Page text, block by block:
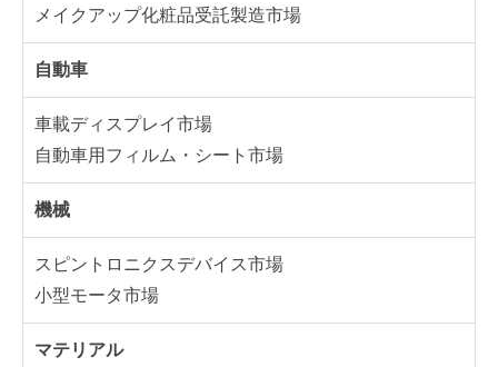
メイクアップ化粧品受託製造市場
自動車
車載ディスプレイ市場
自動車用フィルム・シート市場
機械
スピントロニクスデバイス市場
小型モータ市場
マテリアル